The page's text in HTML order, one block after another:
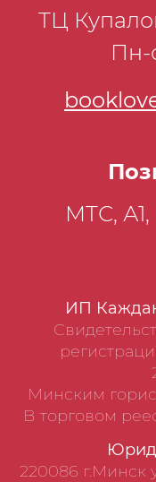
ИП
Минским
В торговом
220086 г.Минск
ТЦ
Пн-
МТС, А1,